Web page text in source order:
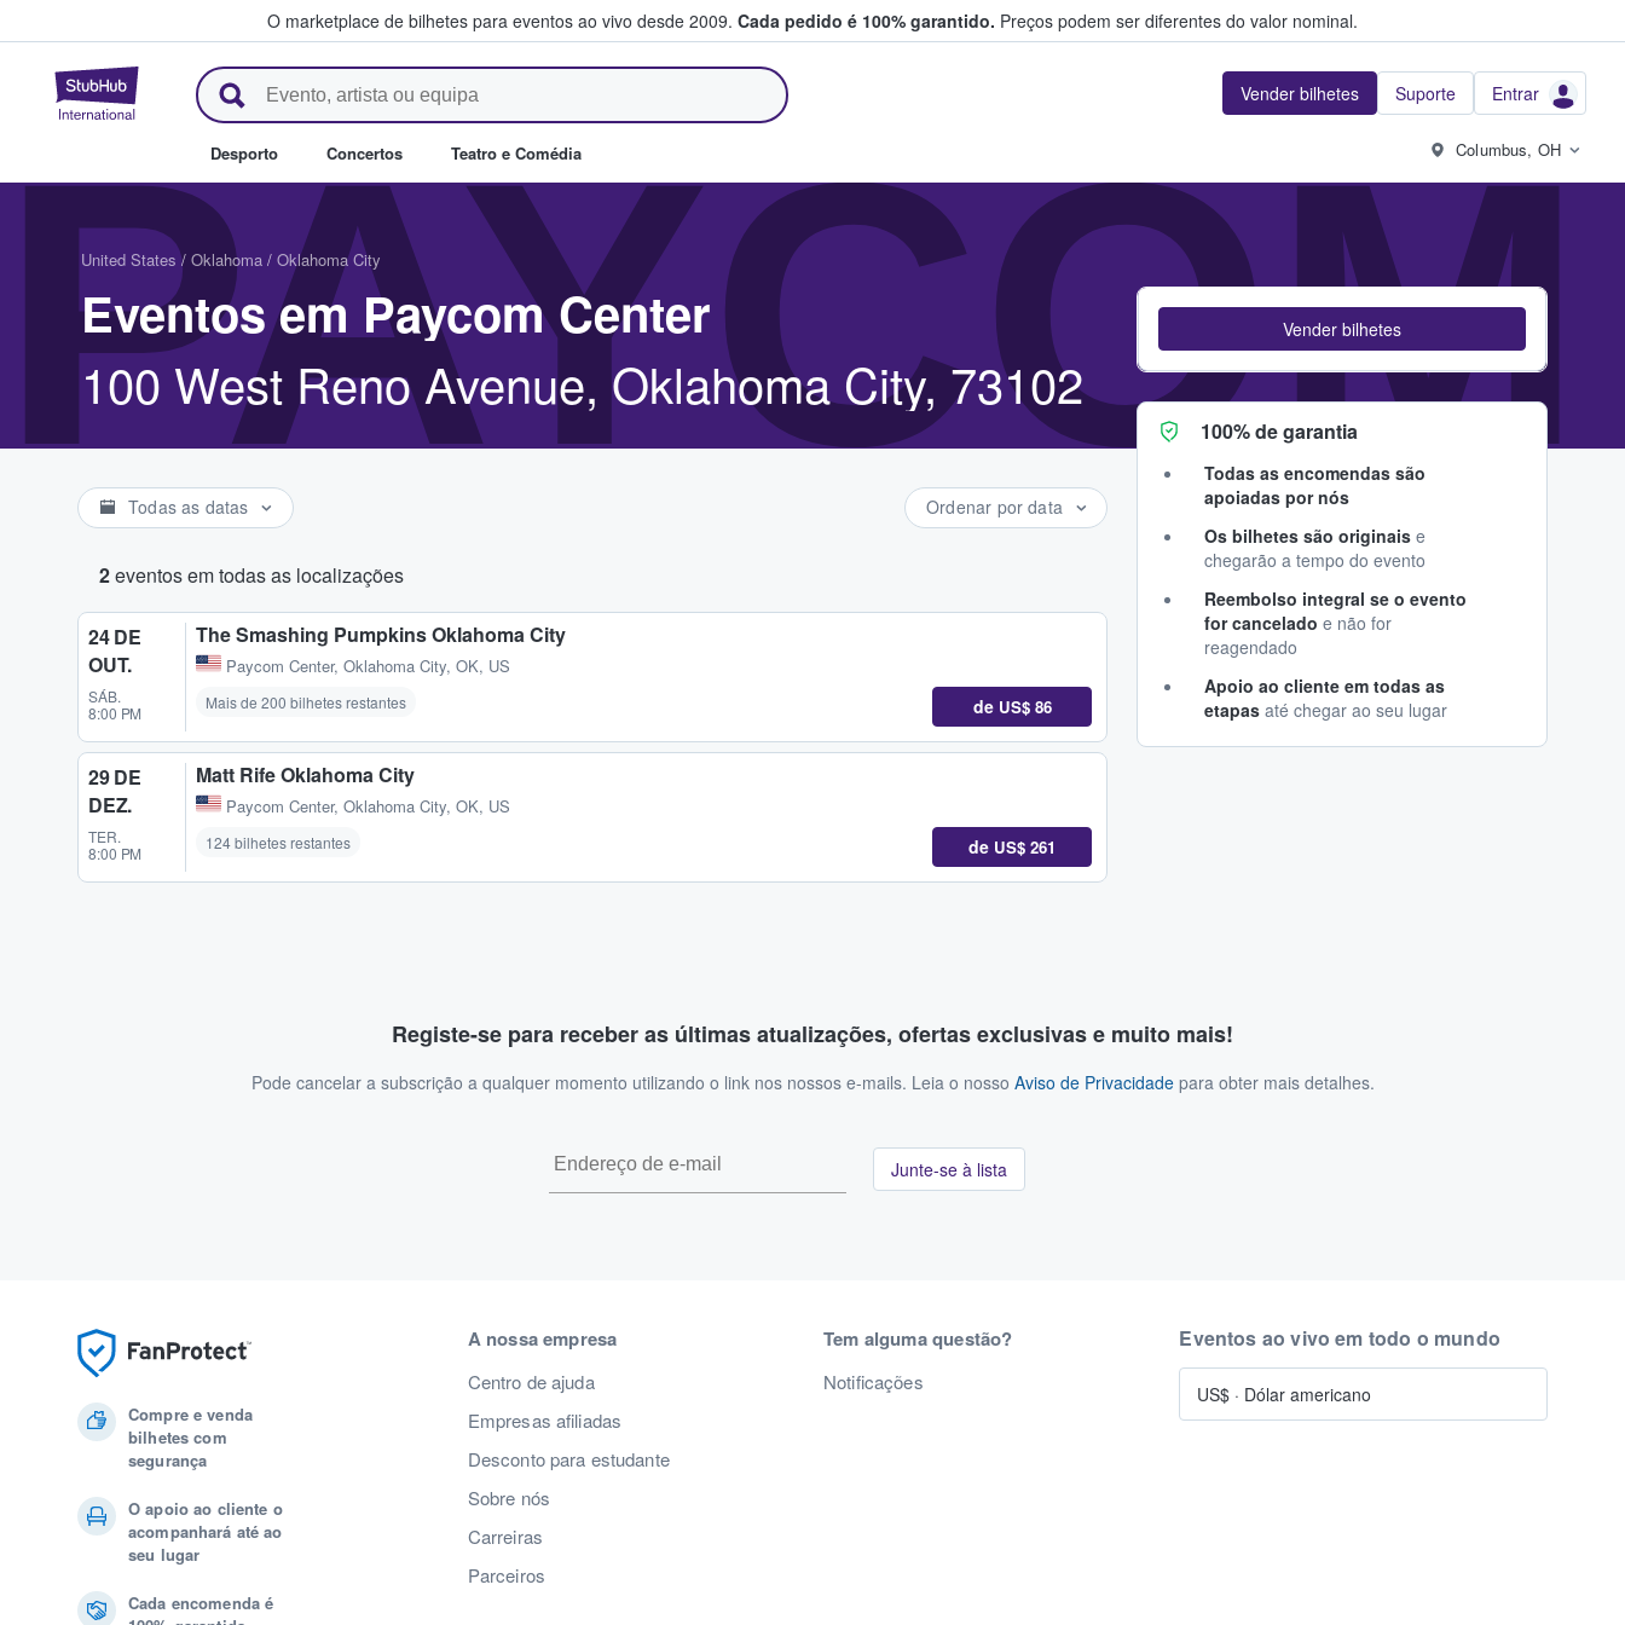
O marketplace de bilhetes para eventos ao vivo desde 2009. Cada pedido é 100% garantido. Preços podem ser diferentes do valor nominal.
StubHub – onde os fãs compram e vendem bilhetes Vender bilhetes Suporte Entrar
Desporto Concertos Teatro e Comédia Columbus, OH
United States / Oklahoma / Oklahoma City
Eventos em Paycom Center
100 West Reno Avenue, Oklahoma City, 73102
Todas as datas Ordenar por data
2eventos em todas as localizações
24 DE
OUT.
SÁB.
8:00 PM
The Smashing Pumpkins Oklahoma City
Paycom Center, Oklahoma City, OK, US
Mais de 200 bilhetes restantes de US$ 86
29 DE
DEZ.
TER.
8:00 PM
Matt Rife Oklahoma City
Paycom Center, Oklahoma City, OK, US
124 bilhetes restantes de US$ 261
Vender bilhetes
100% de garantia
Todas as encomendas são
apoiadas por nós
Os bilhetes são originais e
chegarão a tempo do evento
Reembolso integral se o evento
for cancelado e não for
reagendado
Apoio ao cliente em todas as
etapas até chegar ao seu lugar
Registe-se para receber as últimas atualizações, ofertas exclusivas e muito mais!
Pode cancelar a subscrição a qualquer momento utilizando o link nos nossos e-mails. Leia o nosso Aviso de Privacidadepara obter mais detalhes.
Junte-se à lista
Compre e venda
bilhetes com
segurança
O apoio ao cliente o
acompanhará até ao
seu lugar
Cada encomenda é
A nossa empresa
Centro de ajuda
Empresas afiliadas
Desconto para estudante
Sobre nós
Carreiras
Parceiros
Tem alguma questão?
Notificações
Eventos ao vivo em todo o mundo
US$ · Dólar americano